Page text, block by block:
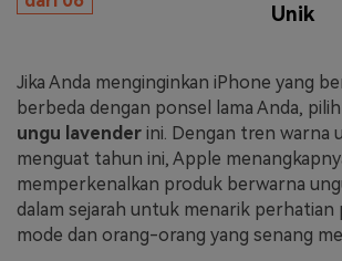
Unik
Jika Anda menginginkan iPhone yang
berbeda dengan ponsel lama Anda,
ungu lavender ini. Dengan tren warna
menguat tahun ini, Apple
memperkenalkan produk berwarna
dalam sejarah untuk menarik perhatian
mode dan orang-orang yang senang